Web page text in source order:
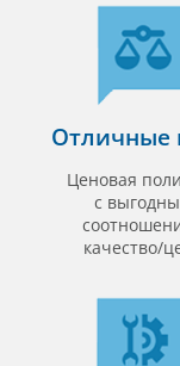
Отличные
Ценовая
с
качество/